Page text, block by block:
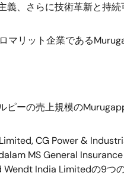
、さらに技術革新と持
マリット企業である
ピーの売上規模の
CG Power &
MS General
Wendt India Limitedの9つ